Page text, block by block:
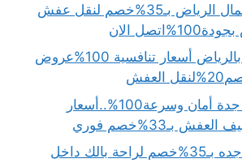
دينا نقل عفش شمال الرياض بـ35%خصم لنقل عفش
الان
حقين نقل عفش بالرياض أسعار تنافسية 100%عروض
دينات نقل عفش جدة أمان وسرعة100%..أسعار
بـ33%خصم فوري
نقل عفش داخل جده بـ35%خصم لراحة بالك داخل